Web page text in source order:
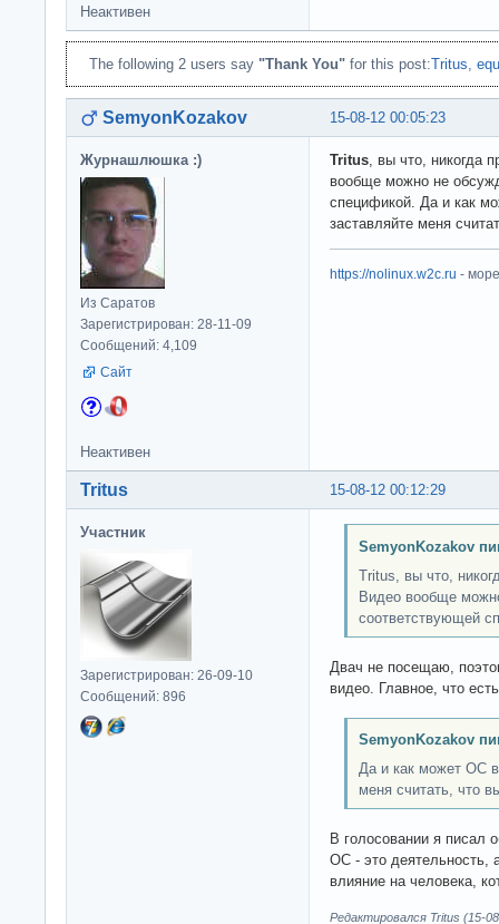
Неактивен
The following 2 users say "Thank You" for this post:Tritus
15-08-12 00:05:23
SemyonKozakov
Журнашлюшка :)
Из Саратов
Зарегистрирован: 28-11-09
Сообщений: 4,109
Сайт
Tritus , вы что,
вообще можно не
спецификой. Да и как
заставляйте меня
https://nolinux.w2c.ru -
Неактивен
15-08-12 00:12:29
Tritus
Участник
Зарегистрирован: 26-09-10
Сообщений: 896
SemyonKozakov
Tritus, вы что,
Видео вообще
соответствующей
Двач не посещаю,
видео. Главное, что
SemyonKozakov
Да и как может ОС
меня считать, что
В голосовании я писал
OC - это деятельность,
влияние на человека,
Редактировался Tritus (15-